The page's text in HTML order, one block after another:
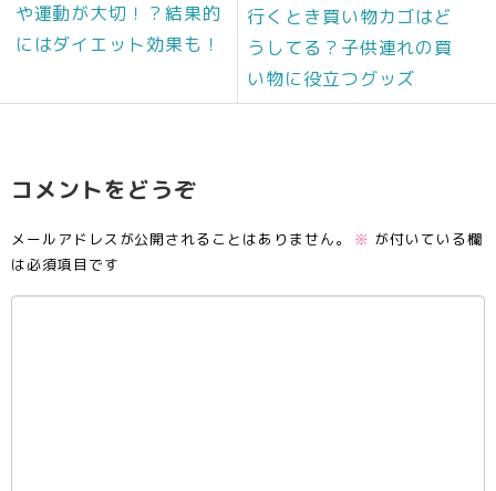
や運動が大切！？結果的
にはダイエット効果も！
行くとき買い物カゴはど
うしてる？子供連れの買
い物に役立つグッズ
コメントをどうぞ
メールアドレスが公開されることはありません。 ※ が付いている欄
は必須項目です